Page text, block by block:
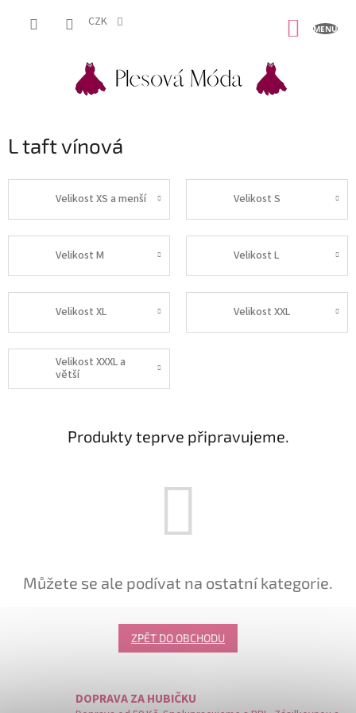
CZK
L taft vínová
Velikost XS a menší Velikost S
Velikost M Velikost L
Velikost XL Velikost XXL
Velikost XXXL a
větší
Produkty teprve připravujeme.
Můžete se ale podívat na ostatní kategorie.
ZPĚT DO OBCHODU
DOPRAVA ZA HUBIČKU